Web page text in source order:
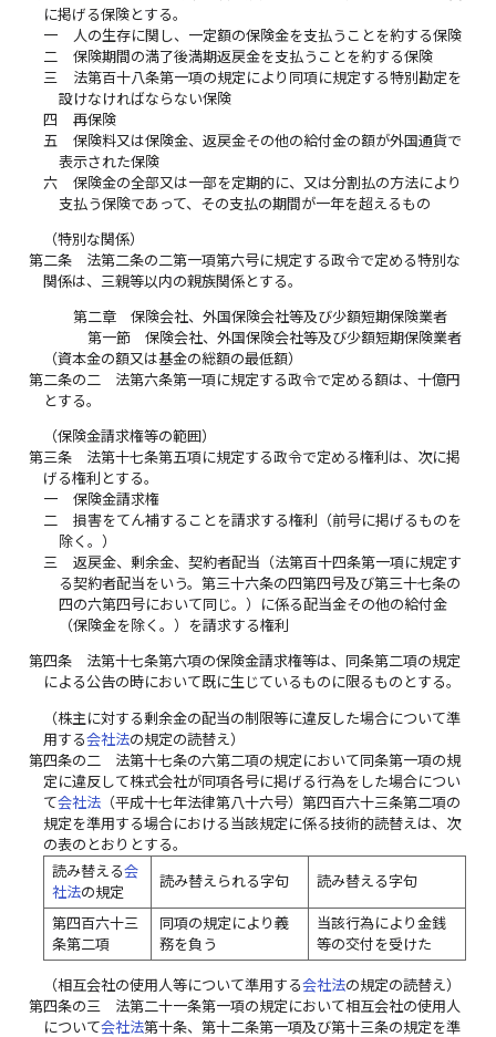
に掲げる保険とする。
一
人の生存に関し、一定額の保険金を支払うことを約する保険
二
保険期間の満了後満期返戻金を支払うことを約する保険
三
法第百十八条第一項の規定により同項に規定する特別勘定を
設けなければならない保険
四
再保険
五
保険料又は保険金、返戻金その他の給付金の額が外国通貨で
表示された保険
六
保険金の全部又は一部を定期的に、又は分割払の方法により
支払う保険であって、その支払の期間が一年を超えるもの
（特別な関係）
第二条
法第二条の二第一項第六号に規定する政令で定める特別な
関係は、三親等以内の親族関係とする。
第二章 保険会社、外国保険会社等及び少額短期保険業者
第一節 保険会社、外国保険会社等及び少額短期保険業者
（資本金の額又は基金の総額の最低額）
第二条の二
法第六条第一項に規定する政令で定める額は、十億円
とする。
（保険金請求権等の範囲）
第三条
法第十七条第五項に規定する政令で定める権利は、次に掲
げる権利とする。
一
保険金請求権
二
損害をてん補することを請求する権利（前号に掲げるものを
除く。）
三
返戻金、剰余金、契約者配当（法第百十四条第一項に規定す
る契約者配当をいう。第三十六条の四第四号及び第三十七条の
四の六第四号において同じ。）に係る配当金その他の給付金
（保険金を除く。）を請求する権利
第四条
法第十七条第六項の保険金請求権等は、同条第二項の規定
による公告の時において既に生じているものに限るものとする。
（株主に対する剰余金の配当の制限等に違反した場合について準
用する会社法の規定の読替え）
第四条の二
法第十七条の六第二項の規定において同条第一項の規
定に違反して株式会社が同項各号に掲げる行為をした場合につい
て会社法 （平成十七年法律第八十六号）第四百六十三条第二項の
規定を準用する場合における当該規定に係る技術的読替えは、次
の表のとおりとする。
読み替える会
社法の規定
読み替えられる字句 読み替える字句
第四百六十三
条第二項
同項の規定により義
務を負う
当該行為により金銭
等の交付を受けた
（相互会社の使用人等について準用する会社法の規定の読替え）
第四条の三
法第二十一条第一項の規定において相互会社の使用人
について会社法第十条、第十二条第一項及び第十三条の規定を準